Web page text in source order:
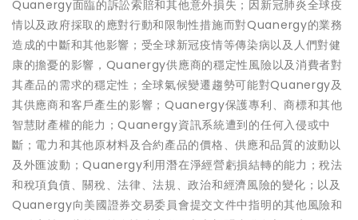
Quanergy面臨的訴訟索賠和其他意外損失；因新冠肺炎全球疫
情以及政府採取的應對行動和限制性措施而對Quanergy的業務
造成的中斷和其他影響；受全球新冠疫情等傳染病以及人們對健
康的擔憂的影響，Quanergy供應商的穩定性風險以及消費者對
其產品的需求的穩定性；全球氣候變遷趨勢可能對Quanergy及
其供應商和客戶產生的影響；Quanergy保護專利、商標和其他
智慧財產權的能力；Quanergy資訊系統遭到的任何入侵或中
斷；電力和其他原材料及合約產品的價格、供應和品質的波動以
及外匯波動；Quanergy利用潛在淨經營虧損結轉的能力；稅法
和稅項負債、關稅、法律、法規、政治和經濟風險的變化；以及
Quanergy向美國證券交易委員會提交文件中指明的其他風險和